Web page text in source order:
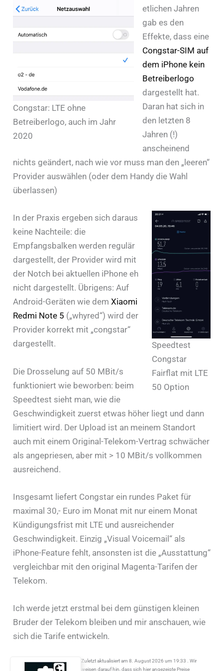
Congstar: LTE ohne
Betreiberlogo, auch im Jahr
2020
etlichen Jahren
gab es den
Effekte, dass eine
Congstar-SIM auf
dem iPhone kein
Betreiberlogo
dargestellt hat.
Daran hat sich in
den letzten 8
Jahren (!)
anscheinend
nichts geändert, nach wie vor muss man den „leeren“
Provider auswählen (oder dem Handy die Wahl
überlassen)
Speedtest
Congstar
Fairflat mit LTE
50 Option
In der Praxis ergeben sich daraus
keine Nachteile: die
Empfangsbalken werden regulär
dargestellt, der Provider wird mit
der Notch bei aktuellen iPhone eh
nicht dargestellt. Übrigens: Auf
Android-Geräten wie dem Xiaomi
Redmi Note 5 („whyred“) wird der
Provider korrekt mit „congstar“
dargestellt.
Die Drosselung auf 50 MBit/s
funktioniert wie beworben: beim
Speedtest sieht man, wie die
Geschwindigkeit zuerst etwas höher liegt und dann
limitiert wird. Der Upload ist an meinem Standort
auch mit einem Original-Telekom-Vertrag schwächer
als angepriesen, aber mit > 10 MBit/s vollkommen
ausreichend.
Insgesamt liefert Congstar ein rundes Paket für
maximal 30,- Euro im Monat mit nur einem Monat
Kündigungsfrist mit LTE und ausreichender
Geschwindigkeit. Einzig „Visual Voicemail“ als
iPhone-Feature fehlt, ansonsten ist die „Ausstattung“
vergleichbar mit den original Magenta-Tarifen der
Telekom.
Ich werde jetzt erstmal bei dem günstigen kleinen
Bruder der Telekom bleiben und mir anschauen, wie
sich die Tarife entwickeln.
Zuletzt aktualisiert am 8. August 2026 um 19:33 . Wir
weisen darauf hin, dass sich hier angezeigte Preise